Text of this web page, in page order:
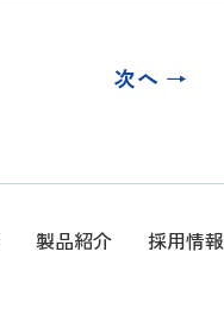
次へ →
製品紹介 採用情報